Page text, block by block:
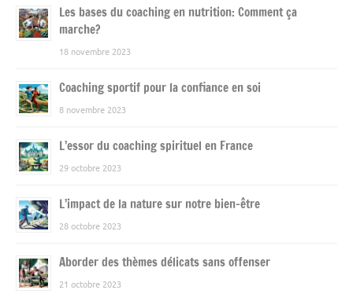
Les bases du coaching en nutrition: Comment ça
marche?
18 novembre 2023
Coaching sportif pour la confiance en soi
8 novembre 2023
L’essor du coaching spirituel en France
29 octobre 2023
L’impact de la nature sur notre bien-être
28 octobre 2023
Aborder des thèmes délicats sans offenser
21 octobre 2023